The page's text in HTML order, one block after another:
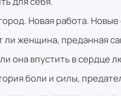
Новая работа.
женщина, преданная
она впустить в сердце
боли и силы,